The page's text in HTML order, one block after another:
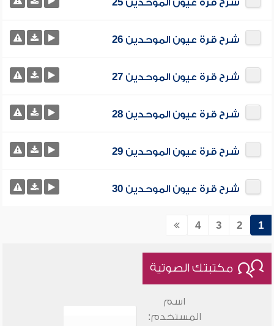
شرح قرة عيون الموحدين 25
شرح قرة عيون الموحدين 26
شرح قرة عيون الموحدين 27
شرح قرة عيون الموحدين 28
شرح قرة عيون الموحدين 29
شرح قرة عيون الموحدين 30
1
2
3
4
مكتبتك الصوتية
اسم
المستخدم: